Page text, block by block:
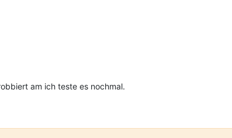
am ich teste es nochmal.